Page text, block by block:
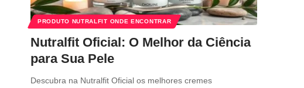
PRODUTO NUTRALFIT ONDE ENCONTRAR
Nutralfit Oficial: O Melhor da Ciência
para Sua Pele
Descubra na Nutralfit Oficial os melhores cremes